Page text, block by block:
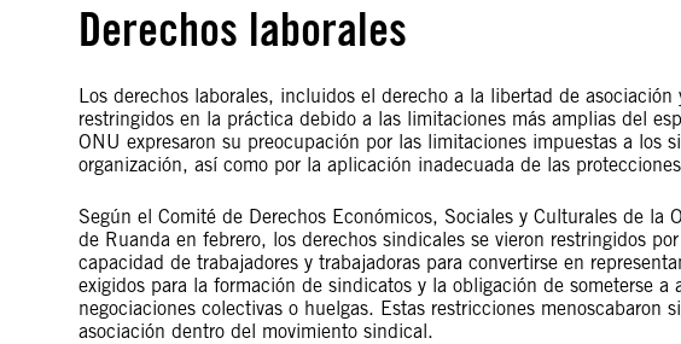
Derechos laborales
Los derechos laborales, incluidos el derecho a la libertad de
restringidos en la práctica debido a las limitaciones más amplias del
ONU expresaron su preocupación por las limitaciones impuestas a los
organización, así como por la aplicación inadecuada de las
Según el Comité de Derechos Económicos, Sociales y Culturales de
de Ruanda en febrero, los derechos sindicales se vieron restringidos
capacidad de trabajadores y trabajadoras para convertirse en
exigidos para la formación de sindicatos y la obligación de someterse
negociaciones colectivas o huelgas. Estas restricciones
asociación dentro del movimiento sindical.